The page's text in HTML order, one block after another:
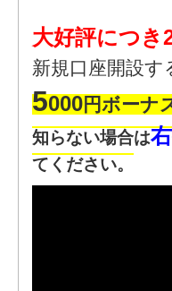
大好評につき
新規口座開設す
5000円ボーナ
知らない場合は右
てください。